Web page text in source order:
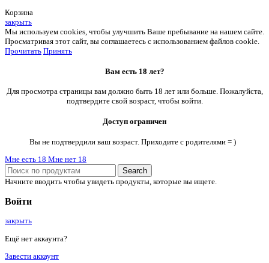
Корзина
закрыть
Мы используем cookies, чтобы улучшить Ваше пребывание на нашем сайте.
Просматривая этот сайт, вы соглашаетесь с использованием файлов cookie.
Прочитать Принять
Вам есть 18 лет?
Для просмотра страницы вам должно быть 18 лет или больше. Пожалуйста,
подтвердите свой возраст, чтобы войти.
Доступ ограничен
Вы не подтвердили ваш возраст. Приходите с родителями = )
Мне есть 18 Мне нет 18
Search
Начните вводить чтобы увидеть продукты, которые вы ищете.
Войти
закрыть
Ещё нет аккаунта?
Завести аккаунт